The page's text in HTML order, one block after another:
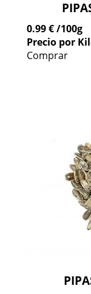
0.99 €/100g
Precio por
Comprar